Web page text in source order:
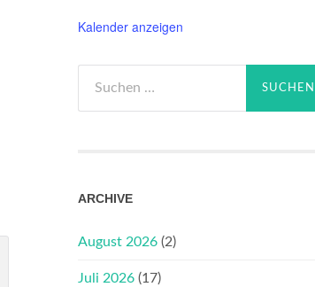
Kalender anzeigen
nach:
ARCHIVE
August 2026 (2)
Juli 2026 (17)